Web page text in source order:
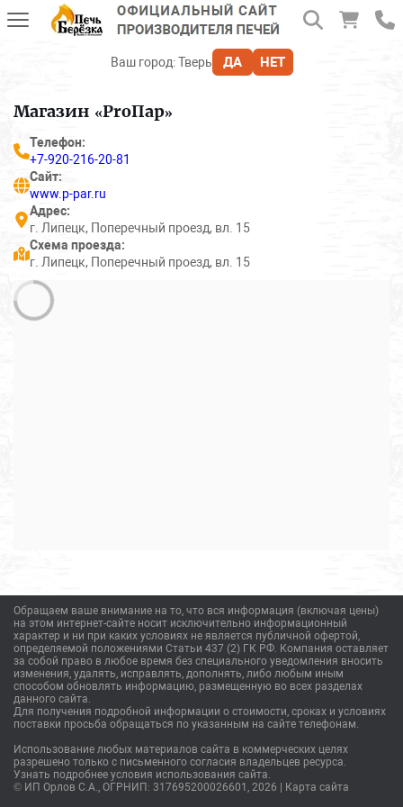
Ваш город: Тверь ДА НЕТ
Магазин «ProПар»
Телефон:
+7-920-216-20-81
Сайт:
www.p-par.ru
Адрес:
г. Липецк, Поперечный проезд, вл. 15
Схема проезда:
г. Липецк, Поперечный проезд, вл. 15
Обращаем ваше внимание на то, что вся информация (включая цены)
на этом интернет-сайте носит исключительно информационный
характер и ни при каких условиях не является публичной офертой,
определяемой положениями Статьи 437 (2) ГК РФ. Компания оставляет
за собой право в любое время без специального уведомления вносить
изменения, удалять, исправлять, дополнять, либо любым иным
способом обновлять информацию, размещенную во всех разделах
данного сайта.
Для получения подробной информации о стоимости, сроках и условиях
поставки просьба обращаться по указанным на сайте телефонам.
Использование любых материалов сайта в коммерческих целях
разрешено только с письменного согласия владельцев ресурса.
Узнать подробнее условия использования сайта.
© ИП Орлов С.А., ОГРНИП: 317695200026601, 2026 |
Карта сайта